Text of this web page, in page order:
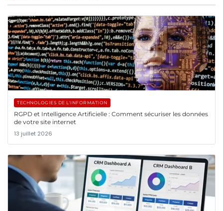
TECHNOLOGIES DE L'INFORMATION
RGPD et Intelligence Artificielle : Comment sécuriser les données
de votre site internet
13 juillet 2026